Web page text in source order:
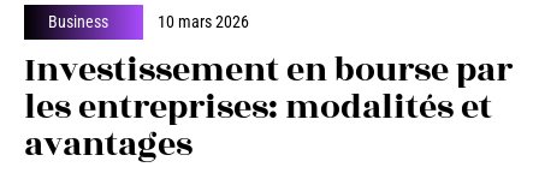
Business 10 mars 2026
Investissement en bourse par
les entreprises: modalités et
avantages